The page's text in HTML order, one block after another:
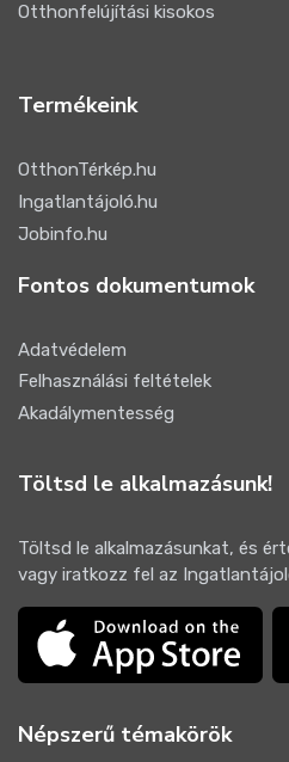
Otthonfelújítási kisokos
Termékeink
OtthonTérkép.hu
Ingatlantájoló.hu
Jobinfo.hu
Fontos dokumentumok
Adatvédelem
Felhasználási feltételek
Akadálymentesség
Töltsd le alkalmazásunk!
Töltsd le alkalmazásunkat, és
vagy iratkozz fel az
Népszerű témakörök